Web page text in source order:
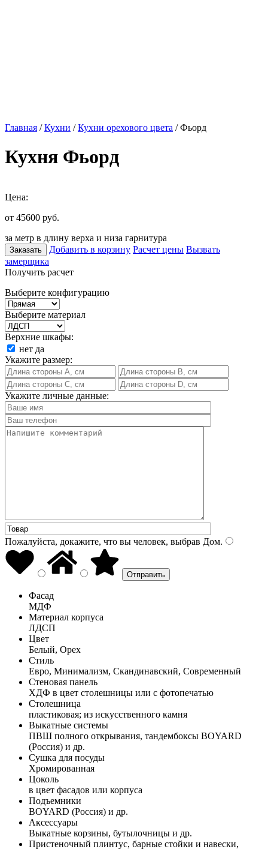
Главная /Кухни /Кухни орехового цвета / Фьорд
Кухня Фьорд
Цена:
от 45600 руб.
за метр в длину верха и низа гарнитура
Заказать Добавить в корзину Расчет цены Вызвать
замерщика
Получить расчет
Выберите конфигурацию
Выберите материал
Верхние шкафы:
нет да
Укажите размер:
Укажите личные данные:
Пожалуйста, докажите, что вы человек, выбрав Дом.
Фасад
МДФ
Материал корпуса
ЛДСП
Цвет
Белый, Орех
Стиль
Евро, Минимализм, Скандинавский, Современный
Стеновая панель
ХДФ в цвет столешницы или с фотопечатью
Столешница
пластиковая; из искусственного камня
Выкатные системы
ПВШ полного открывания, тандембоксы BOYARD
(Россия) и др.
Сушка для посуды
Хромированная
Цоколь
в цвет фасадов или корпуса
Подъемники
BOYARD (Россия) и др.
Аксессуары
Выкатные корзины, бутылочницы и др.
Пристеночный плинтус, барные стойки и навески,